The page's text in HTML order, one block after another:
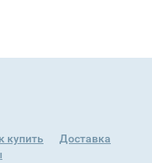
купить
Доставка